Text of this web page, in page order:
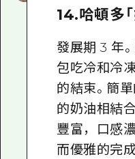
14.哈頓多「
發展期 3 年
包吃冷和冷
的結束。簡
的奶油相結
豐富，口感
而優雅的完